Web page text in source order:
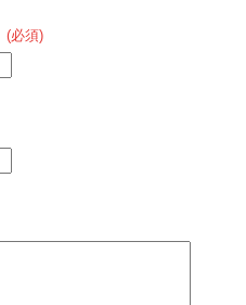
(必須)